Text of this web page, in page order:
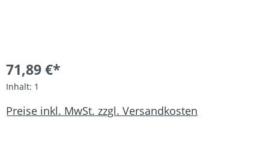
71,89 €*
Inhalt: 1
Preise inkl. MwSt. zzgl. Versandkosten